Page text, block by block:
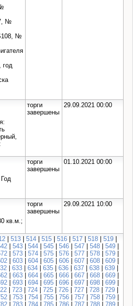
№
№
год
торги
завершены
29.09.2021 00:00
торги
завершены
01.10.2021 00:00
кв.м.;
торги
завершены
29.09.2021 10:00
| 513 | 514 | 515 | 516 | 517 | 518 | 519 |
| 543 | 544 | 545 | 546 | 547 | 548 | 549 |
| 573 | 574 | 575 | 576 | 577 | 578 | 579 |
| 603 | 604 | 605 | 606 | 607 | 608 | 609 |
| 633 | 634 | 635 | 636 | 637 | 638 | 639 |
| 663 | 664 | 665 | 666 | 667 | 668 | 669 |
| 693 | 694 | 695 | 696 | 697 | 698 | 699 |
| 723 | 724 | 725 | 726 | 727 | 728 | 729 |
| 753 | 754 | 755 | 756 | 757 | 758 | 759 |
| 783 | 784 | 785 | 786 | 787 | 788 | 789 |